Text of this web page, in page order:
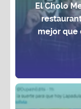
El Cholo
mejor que